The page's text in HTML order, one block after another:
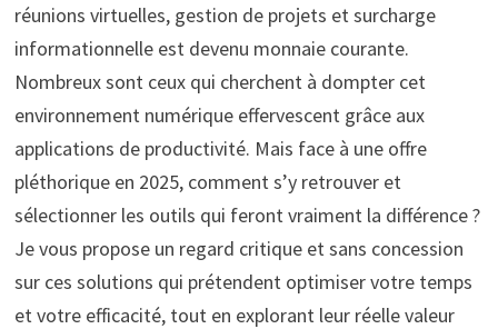
réunions virtuelles, gestion de projets et surcharge
informationnelle est devenu monnaie courante.
Nombreux sont ceux qui cherchent à dompter cet
environnement numérique effervescent grâce aux
applications de productivité. Mais face à une offre
pléthorique en 2025, comment s’y retrouver et
sélectionner les outils qui feront vraiment la différence ?
Je vous propose un regard critique et sans concession
sur ces solutions qui prétendent optimiser votre temps
et votre efficacité, tout en explorant leur réelle valeur